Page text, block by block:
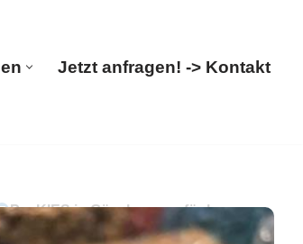
Jetzt anfragen! -> Kontakt
PayKIES in Günzburg verfügbar
Ihr Boden-Verleger für